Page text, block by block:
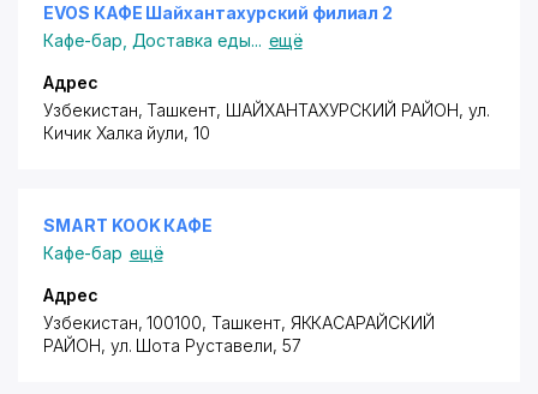
EVOS КАФЕ Шайхантахурский филиал 2
Кафе-бар Доставка еды... ещё
Адрес
Узбекистан, Ташкент, ШАЙХАНТАХУРСКИЙ РАЙОН, ул.
Кичик Халка йули, 10
SMART KOOK КАФЕ
Кафе-бар ещё
Адрес
Узбекистан, 100100, Ташкент, ЯККАСАРАЙСКИЙ
РАЙОН, ул. Шота Руставели, 57